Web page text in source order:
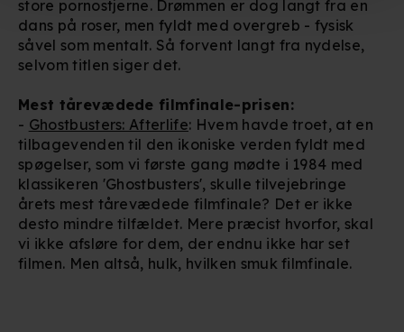
Hvis du tillader det, vil vi også gerne:
Indsamle præcise oplysninger om din placering, der
kan være nøjagtig inden for få meter
Identificere din enhed baseret på en scanning af dens
unikke karakteristika (fingerprinting)
Du kan altid trække dit samtykke tilbage eller ændre
indstillinger fra vores "Cookiedeklaration". Dine valg
anvendes på hele websitet.
Vi bruger egne cookies og cookies fra tredjeparter til at
optimere dit besøg på vores hjemmeside. Det gør vi for
store pornostjerne. Drømmen er dog langt fra en
dans på roser, men fyldt med overgreb - fysisk
såvel som mentalt. Så forvent langt fra nydelse,
selvom titlen siger det.
Mest tårevædede filmfinale-prisen:
- Ghostbusters: Afterlife: Hvem havde troet, at en
tilbagevenden til den ikoniske verden fyldt med
spøgelser, som vi første gang mødte i 1984 med
klassikeren 'Ghostbusters', skulle tilvejebringe
årets mest tårevædede filmfinale? Det er ikke
desto mindre tilfældet. Mere præcist hvorfor, skal
vi ikke afsløre for dem, der endnu ikke har set
filmen. Men altså, hulk, hvilken smuk filmfinale.